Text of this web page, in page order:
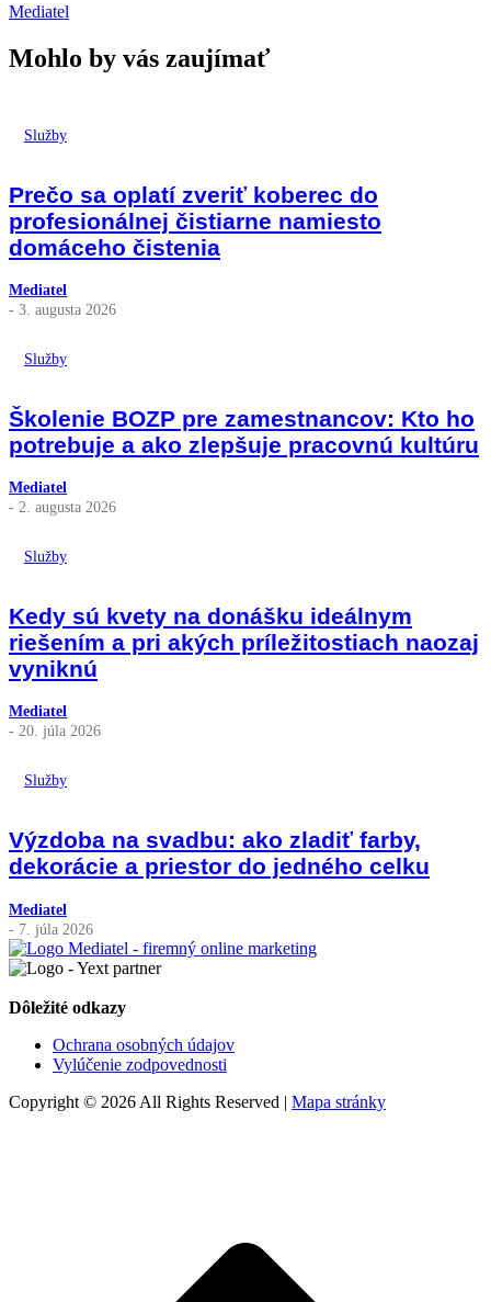
Mediatel
Mohlo by vás zaujímať
Služby
Prečo sa oplatí zveriť koberec do
profesionálnej čistiarne namiesto
domáceho čistenia
Mediatel
- 3. augusta 2026
Služby
Školenie BOZP pre zamestnancov: Kto ho
potrebuje a ako zlepšuje pracovnú kultúru
Mediatel
- 2. augusta 2026
Služby
Kedy sú kvety na donášku ideálnym
riešením a pri akých príležitostiach naozaj
vyniknú
Mediatel
- 20. júla 2026
Služby
Výzdoba na svadbu: ako zladiť farby,
dekorácie a priestor do jedného celku
Mediatel
- 7. júla 2026
Dôležité odkazy
Ochrana osobných údajov
Vylúčenie zodpovednosti
Copyright © 2026 All Rights Reserved | Mapa stránky